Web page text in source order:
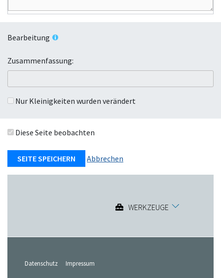
Bearbeitung
Zusammenfassung:
Nur Kleinigkeiten wurden verändert
Diese Seite beobachten
Abbrechen
WERKZEUGE
Datenschutz Impressum